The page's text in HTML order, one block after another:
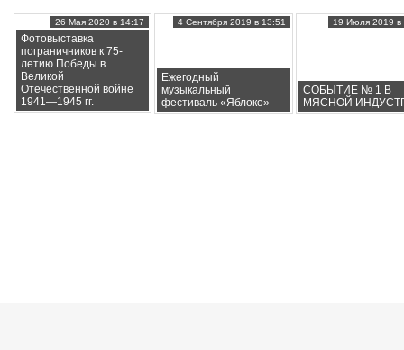
Фотовыставка
пограничников к 75-
летию Победы в
Великой
Отечественной войне
1941—1945 гг.
26 Мая 2020 в 14:17
Ежегодный
музыкальный
фестиваль «Яблоко»
4 Сентября 2019 в 13:51
СОБЫТИЕ № 1 В
МЯСНОЙ
19 Июля 2019 в